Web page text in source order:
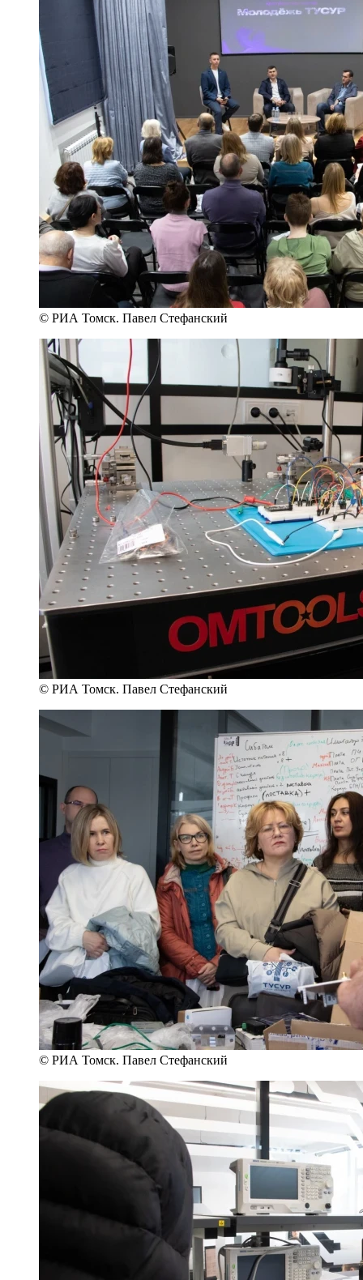
© РИА Томск. Павел Стефанский
© РИА Томск. Павел Стефанский
© РИА Томск. Павел Стефанский